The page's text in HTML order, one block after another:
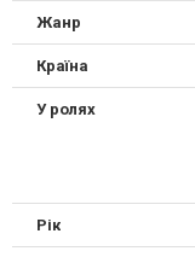
Жанр
Країна
У ролях
Рік